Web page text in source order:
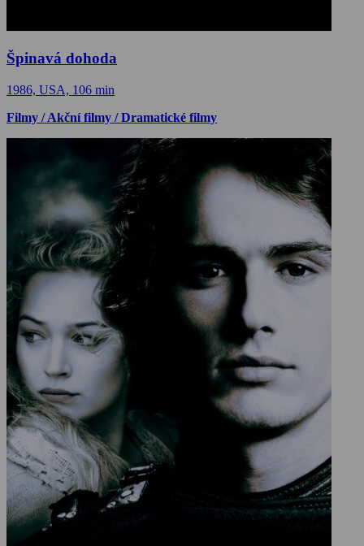
Špinavá dohoda
1986, USA, 106 min
Filmy / Akční filmy / Dramatické filmy